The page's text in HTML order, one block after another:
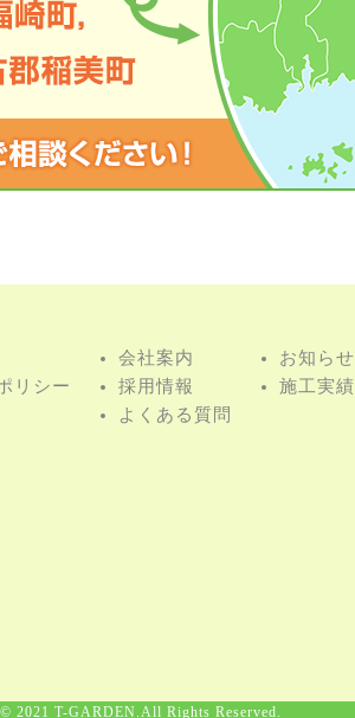
リシー
会社案内
採用情報
よくある質問
お知らせ
施⼯実績
2021 T-GARDEN.All Rights Reserved.